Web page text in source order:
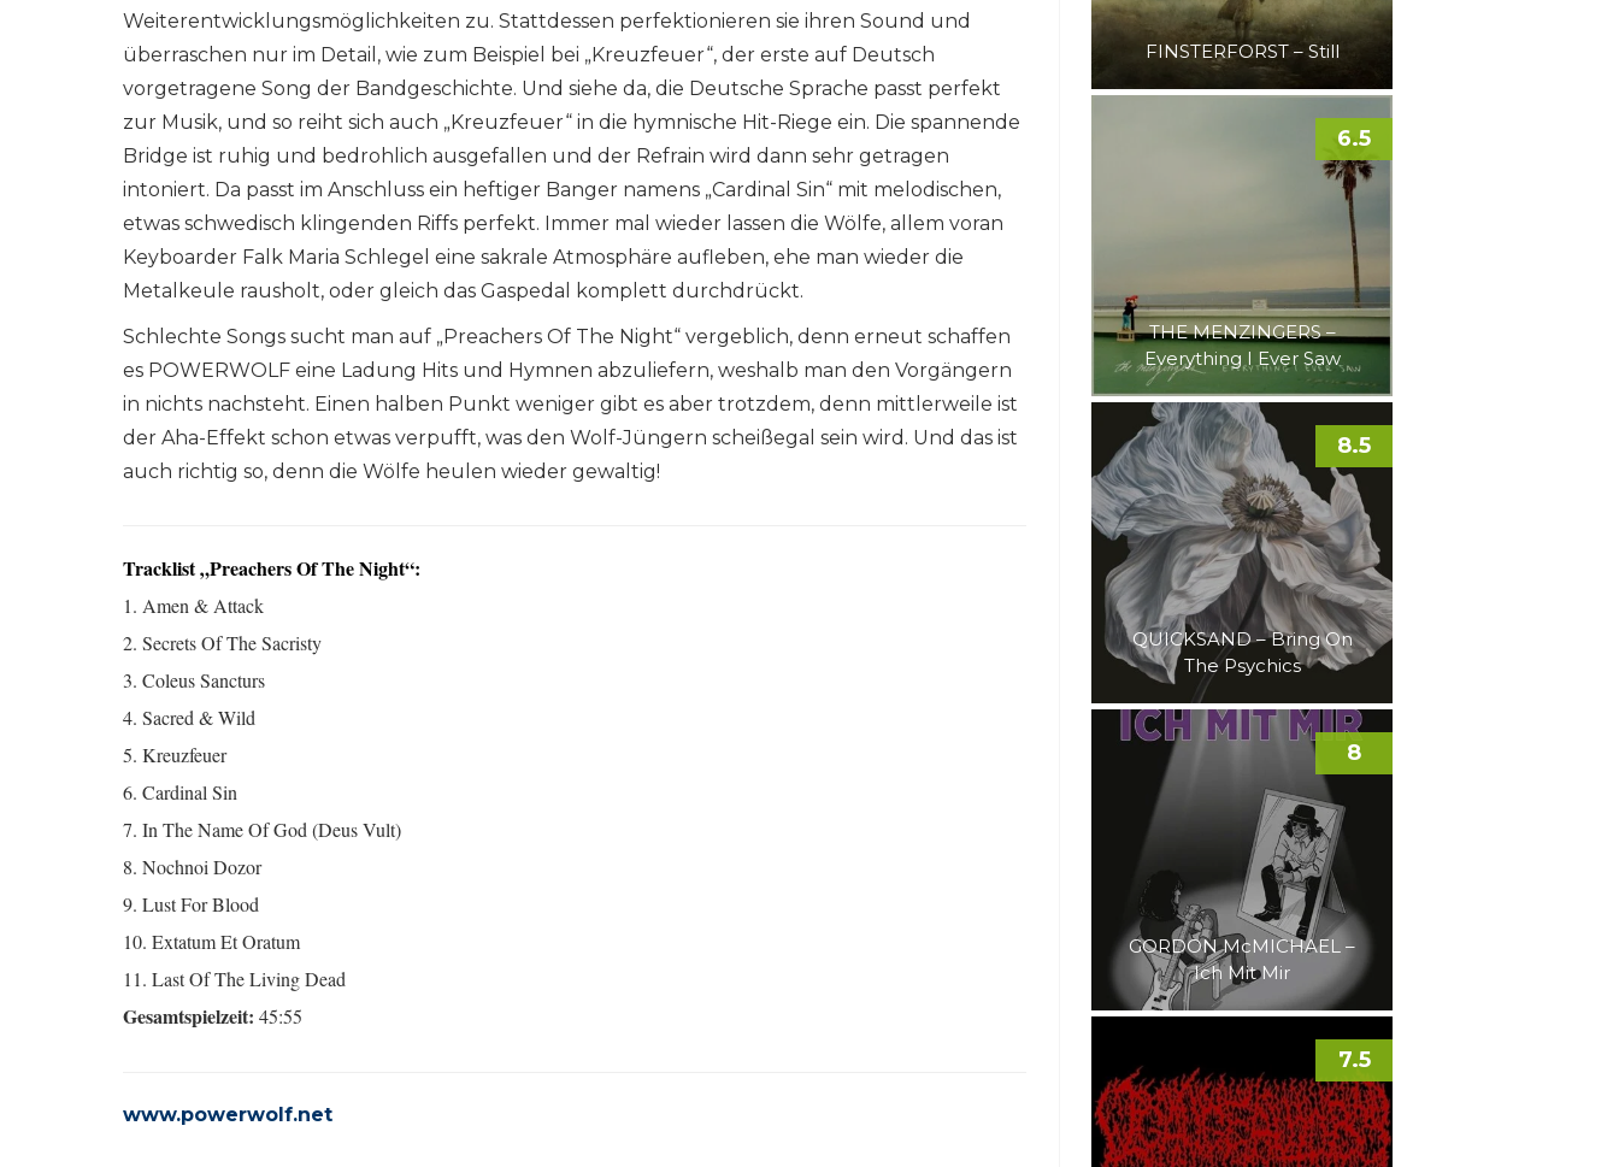
Weiterentwicklungsmöglichkeiten zu. Stattdessen perfektionieren sie ihren Sound und
überraschen nur im Detail, wie zum Beispiel bei „Kreuzfeuer“, der erste auf Deutsch
vorgetragene Song der Bandgeschichte. Und siehe da, die Deutsche Sprache passt perfekt
zur Musik, und so reiht sich auch „Kreuzfeuer“ in die hymnische Hit-Riege ein. Die spannende
Bridge ist ruhig und bedrohlich ausgefallen und der Refrain wird dann sehr getragen
intoniert. Da passt im Anschluss ein heftiger Banger namens „Cardinal Sin“ mit melodischen,
etwas schwedisch klingenden Riffs perfekt. Immer mal wieder lassen die Wölfe, allem voran
Keyboarder Falk Maria Schlegel eine sakrale Atmosphäre aufleben, ehe man wieder die
Metalkeule rausholt, oder gleich das Gaspedal komplett durchdrückt.
Schlechte Songs sucht man auf „Preachers Of The Night“ vergeblich, denn erneut schaffen
es POWERWOLF eine Ladung Hits und Hymnen abzuliefern, weshalb man den Vorgängern
in nichts nachsteht. Einen halben Punkt weniger gibt es aber trotzdem, denn mittlerweile ist
der Aha-Effekt schon etwas verpufft, was den Wolf-Jüngern scheißegal sein wird. Und das ist
auch richtig so, denn die Wölfe heulen wieder gewaltig!
Tracklist „Preachers Of The Night“:
1. Amen & Attack
2. Secrets Of The Sacristy
3. Coleus Sancturs
4. Sacred & Wild
5. Kreuzfeuer
6. Cardinal Sin
7. In The Name Of God (Deus Vult)
8. Nochnoi Dozor
9. Lust For Blood
10. Extatum Et Oratum
11. Last Of The Living Dead
Gesamtspielzeit: 45:55
www.powerwolf.net
FINSTERFORST – Still
THE MENZINGERS –
Everything I Ever Saw
6.5
QUICKSAND – Bring On
The Psychics
8.5
GORDON McMICHAEL –
Ich Mit Mir
8
7.5